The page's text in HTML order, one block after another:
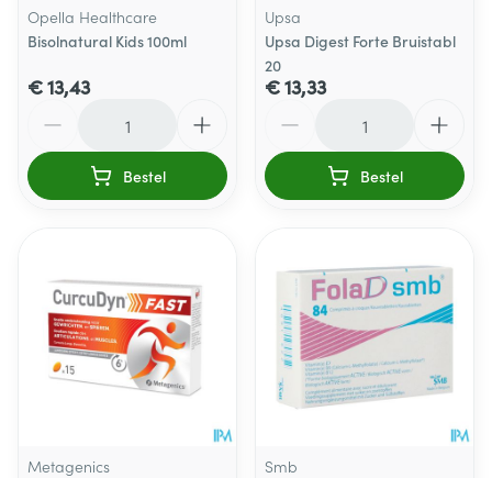
Opella Healthcare
Bisolnatural Kids 100ml
€ 13,43
Bestel
Upsa
Upsa Digest Forte Bruistabl
20
€ 13,33
Bestel
Metagenics
Smb